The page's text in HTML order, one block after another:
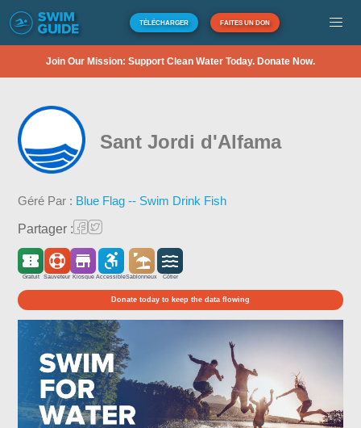
TÉLÉCHARGER FAITES UN DON
Join Our Mission: Support Clean Water Today. Donate Now.
Sant Jordi d'Alfama
Géré Par : Blue Flag -- Swim Drink Fish
Partager :
Gratuit Sauveteur Kiosque AccessibleSablonneux Côtier
Donate today to keep the data flowing